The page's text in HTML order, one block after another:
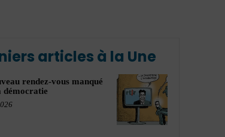
articles à la Une
rendez-vous manqué
démocratie